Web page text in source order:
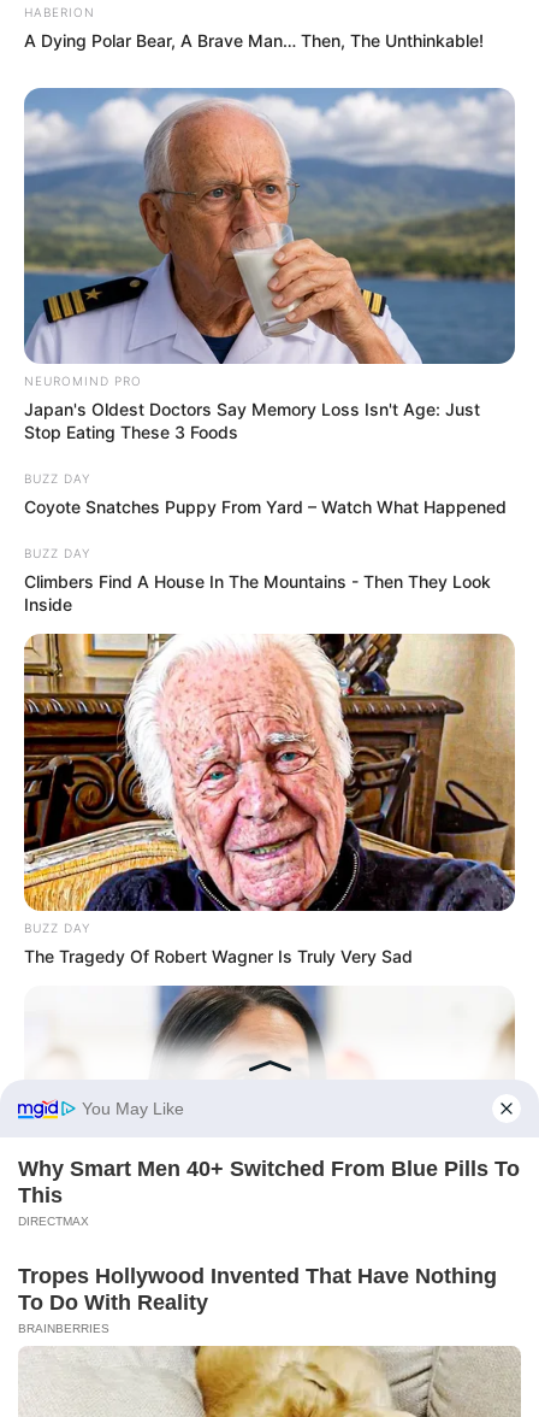
HABERION
A Dying Polar Bear, A Brave Man… Then, The Unthinkable!
NEUROMIND PRO
Japan's Oldest Doctors Say Memory Loss Isn't Age: Just
Stop Eating These 3 Foods
BUZZ DAY
Coyote Snatches Puppy From Yard – Watch What Happened
BUZZ DAY
Climbers Find A House In The Mountains - Then They Look
Inside
BUZZ DAY
The Tragedy Of Robert Wagner Is Truly Very Sad
BUZZDAY
Meghan Markle's Daughter All Grown Up — See Her Now!
HABERION
What He Found Behind This Wall Left Him Speechless